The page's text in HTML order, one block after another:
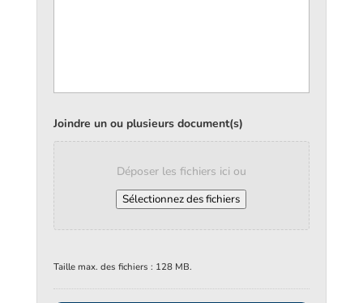
Joindre un ou plusieurs document(s)
Déposer les fichiers ici ou
Sélectionnez des fichiers
Taille max. des fichiers : 128 MB.